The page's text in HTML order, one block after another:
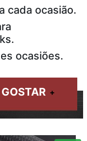
cada ocasião.
ocasiões.